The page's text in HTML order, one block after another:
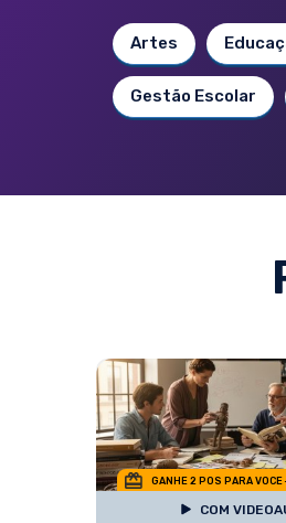
Artes
Gestão Escolar
GANHE 2 POS PARA VOCE
COM